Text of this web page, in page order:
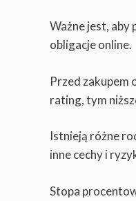
Ważne jest, aby
obligacje online.
Przed zakupem
rating, tym
Istnieją różne
inne cechy i
Stopa